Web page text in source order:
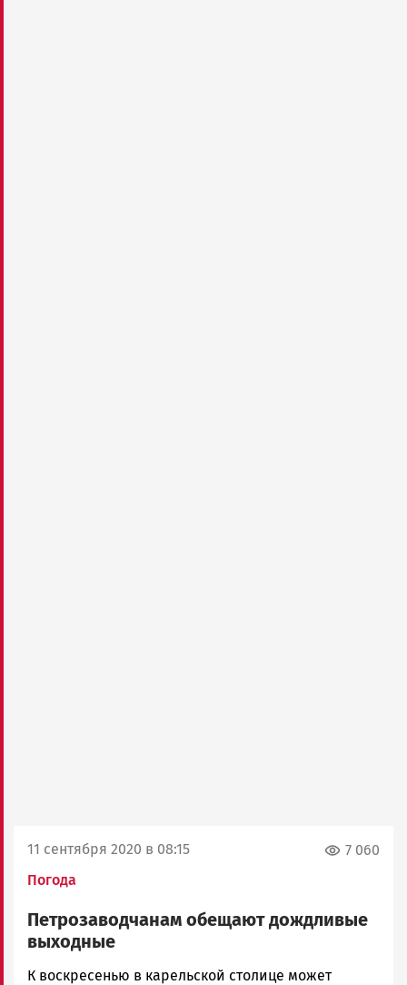
11 сентября 2020 в 08:15
Погода
7 060
Петрозаводчанам обещают дождливые
выходные
Ольга
К воскресенью в карельской столице может